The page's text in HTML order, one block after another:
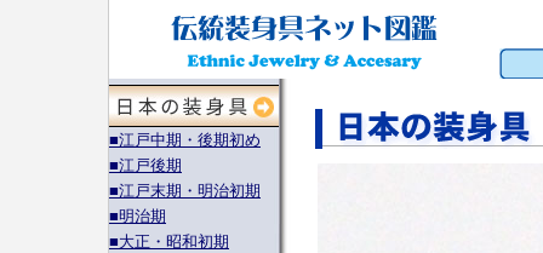
■江戸中期・後期初め
■江戸後期
■江戸末期・明治初期
■明治期
■大正・昭和初期